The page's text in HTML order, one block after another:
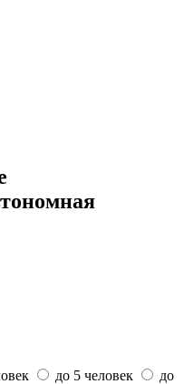
до 5 человек
до